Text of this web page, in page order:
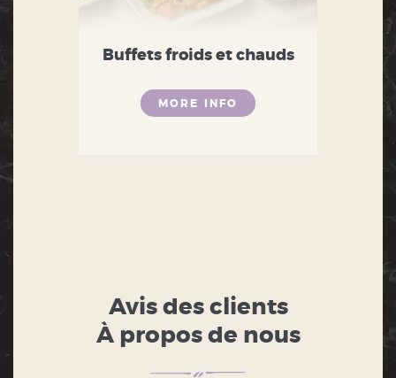
Buffets froids et chauds
MORE INFO
Avis des clients
À propos de nous